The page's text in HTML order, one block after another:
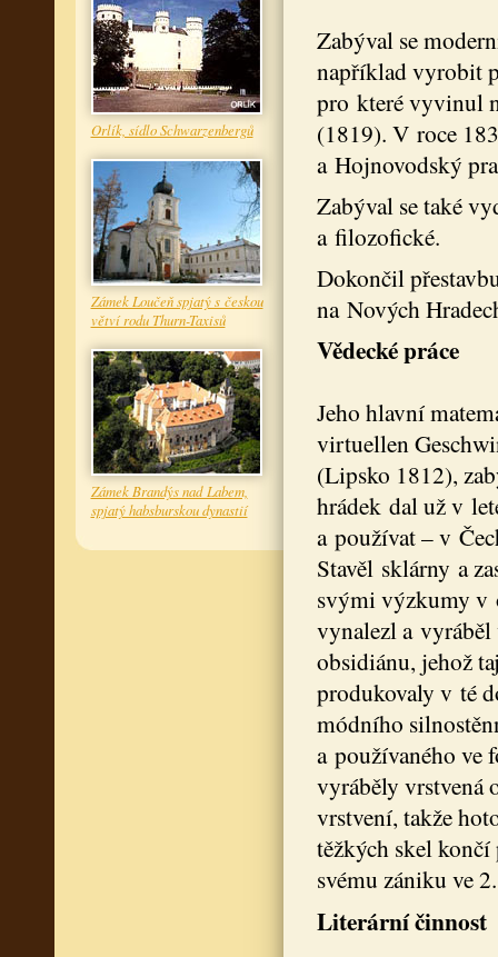
Orlík, sídlo Schwarzenbergů
Zámek Loučeň spjatý s českou
větví rodu Thurn-Taxisů
Zámek Brandýs nad Labem,
spjatý habsburskou dynastií
Zabýval se
například vyrobit
pro které vyvinul
(1819). V roce
a Hojnovodský
Zabýval se také
a filozofické.
Dokončil
na Nových
Vědecké práce
Jeho hlavní
virtuellen
(Lipsko 1812),
hrádek dal už v
a používat – v
Stavěl sklárny a
svými výzkumy v
vynalezl a vyráběl
obsidiánu, jehož
produkovaly v té
módního
a používaného ve
vyráběly vrstvená
vrstvení, takže
těžkých skel
svému zániku ve
Literární činnost